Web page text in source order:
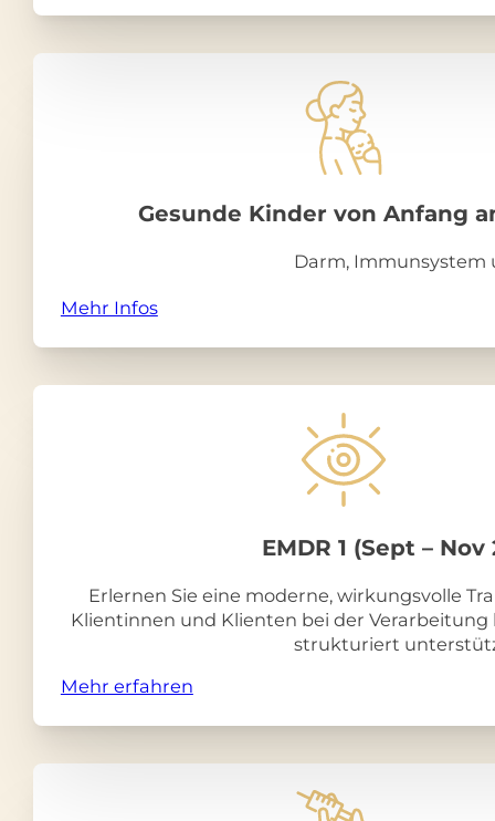
Gesunde Kinder von Anfang
Darm, Immunsystem
Mehr Infos
EMDR 1 (Sept – Nov
Erlernen Sie eine moderne, wirkungsvolle
Klientinnen und Klienten bei der
strukturiert
Mehr erfahren